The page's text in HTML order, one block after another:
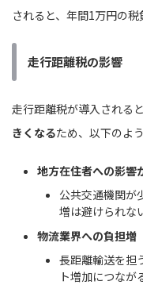
されると、年間1万円の税
走行距離税の影響
走行距離税が導入されると
きくなるため、以下のよ
地方在住者への影響
公共交通機関が
増は避けられな
物流業界への負担増
長距離輸送を担
ト増加につなが